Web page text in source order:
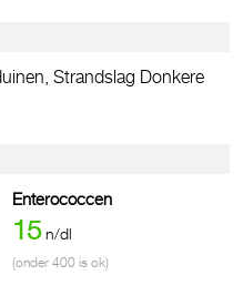
Strandslag Donkere
Enterococcen
15 n/dl
(onder 400 is ok)